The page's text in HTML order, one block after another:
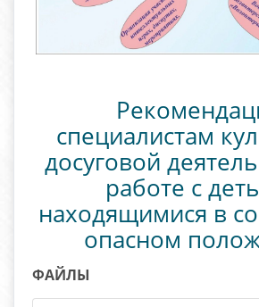
специалистам
досуговой
работе с
находящимися в
опасном
ФАЙЛЫ